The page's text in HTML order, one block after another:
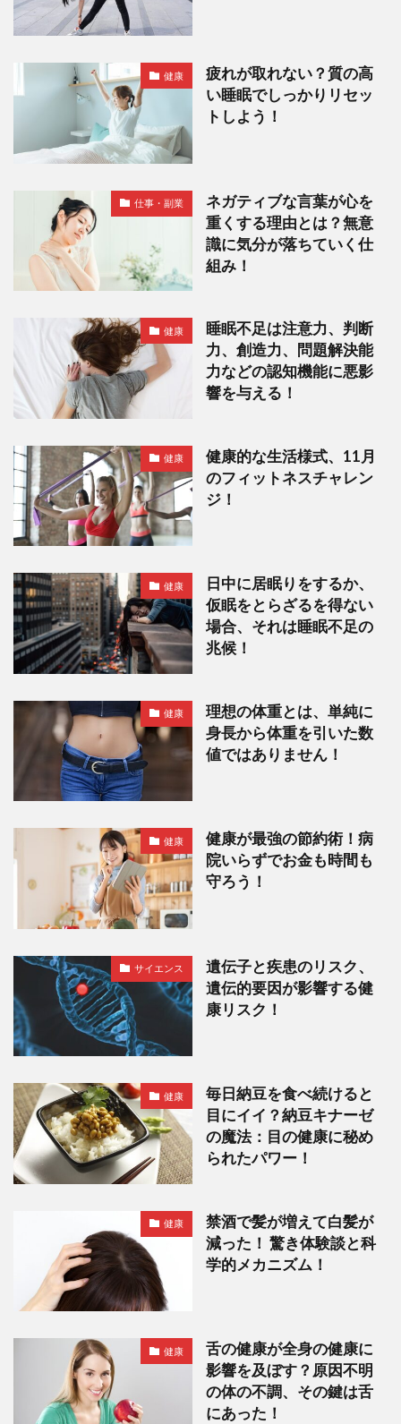
健康
疲れが取れない？質の高
い睡眠でしっかりリセッ
トしよう！
仕事・副業
ネガティブな言葉が心を
重くする理由とは？無意
識に気分が落ちていく仕
組み！
健康
睡眠不足は注意力、判断
力、創造力、問題解決能
力などの認知機能に悪影
響を与える！
健康
健康的な生活様式、11月
のフィットネスチャレン
ジ！
健康
日中に居眠りをするか、
仮眠をとらざるを得ない
場合、それは睡眠不足の
兆候！
健康
理想の体重とは、単純に
身長から体重を引いた数
値ではありません！
健康
健康が最強の節約術！病
院いらずでお金も時間も
守ろう！
サイエンス
遺伝子と疾患のリスク、
遺伝的要因が影響する健
康リスク！
健康
毎日納豆を食べ続けると
目にイイ？納豆キナーゼ
の魔法：目の健康に秘め
られたパワー！
健康
禁酒で髪が増えて白髪が
減った！ 驚き体験談と科
学的メカニズム！
健康
舌の健康が全身の健康に
影響を及ぼす？原因不明
の体の不調、その鍵は舌
にあった！